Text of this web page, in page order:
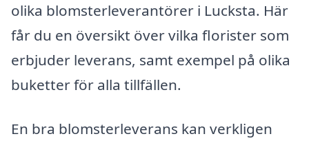
olika blomsterleverantörer i Lucksta. Här
får du en översikt över vilka florister som
erbjuder leverans, samt exempel på olika
buketter för alla tillfällen.
En bra blomsterleverans kan verkligen